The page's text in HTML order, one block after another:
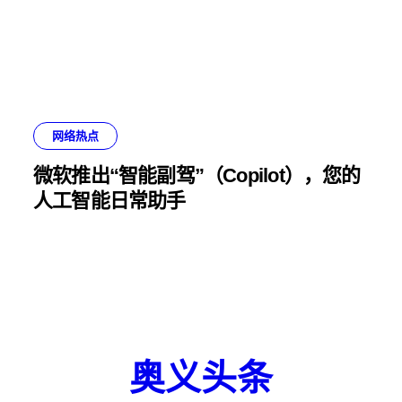
网络热点
微软推出“智能副驾”（Copilot），您的
人工智能日常助手
奥义头条